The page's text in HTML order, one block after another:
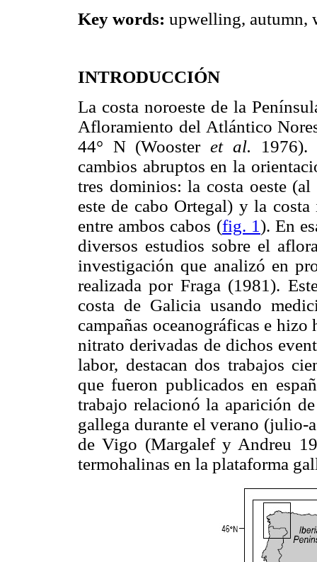
Key words: upwelling, autumn,
INTRODUCCIÓN
La costa noroeste de la
Afloramiento del Atlántico
44° N (Woosteret al. 1976).
cambios abruptos en la
tres dominios: la costa oeste
este de cabo Ortegal) y la
entre ambos cabos (fig. 1). En
diversos estudios sobre el
investigación que analizó en
realizada por Fraga (1981).
costa de Galicia usando
campañas oceanográficas e
nitrato derivadas de dichos
labor, destacan dos trabajos
que fueron publicados en
trabajo relacionó la aparición
gallega durante el verano (julio-
de Vigo (Margalef y Andreu
termohalinas en la plataforma